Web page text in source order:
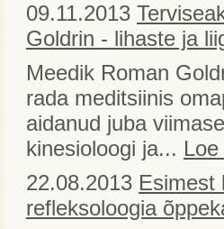
09.11.2013
Goldrin - lihaste ja
Meedik Roman
rada meditsiinis
aidanud juba
kinesioloogi ja...
22.08.2013 Esimest
refleksoloogia